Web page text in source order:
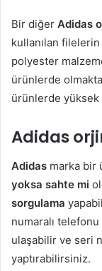
Bir diğer Adidas
kullanılan filelerin
polyester
ürünlerde
ürünlerde yüksek
Adidas
Adidas marka bir
yoksa sahte mi
sorgulama
numaralı
ulaşabilir ve seri
yaptırabilirsiniz.